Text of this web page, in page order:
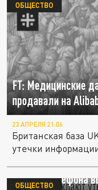
FT: Медицинские
продавали на
ОБЩЕСТВО
23 АПРЕЛЯ 21:06
Британская база
утечки
В Сети обсуждают
номеру телефона
ОБЩЕСТВО